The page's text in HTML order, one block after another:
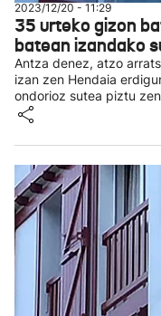
2023/12/20 - 11:29
35 urteko gizon
batean izandako
Antza denez, atzo
izan zen Hendaia
ondorioz sutea piztu